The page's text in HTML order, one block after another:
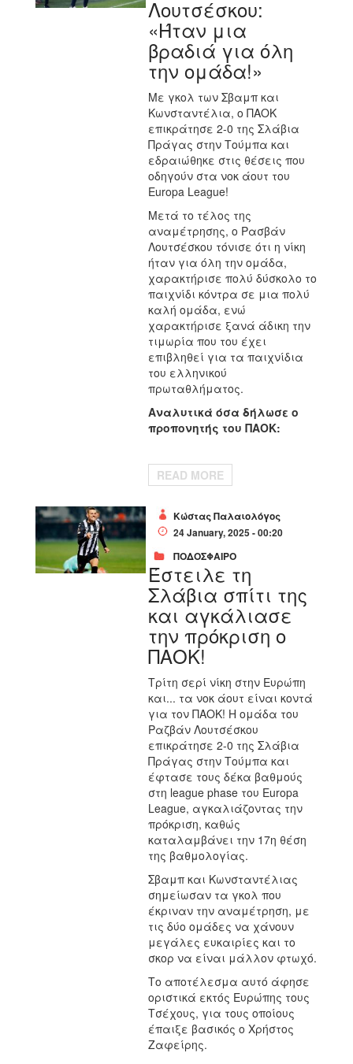
Λουτσέσκου:
«Ήταν μια
βραδιά για όλη
την ομάδα!»
Με γκολ των Σβαμπ και
Κωνσταντέλια, ο ΠΑΟΚ
επικράτησε 2-0 της Σλάβια
Πράγας στην Τούμπα και
εδραιώθηκε στις θέσεις που
οδηγούν στα νοκ άουτ του
Europa League!
Μετά το τέλος της
αναμέτρησης, ο Ρασβάν
Λουτσέσκου τόνισε ότι η νίκη
ήταν για όλη την ομάδα,
χαρακτήρισε πολύ δύσκολο το
παιχνίδι κόντρα σε μια πολύ
καλή ομάδα, ενώ
χαρακτήρισε ξανά άδικη την
τιμωρία που του έχει
επιβληθεί για τα παιχνίδια
του ελληνικού
πρωταθλήματος.
Αναλυτικά όσα δήλωσε ο
προπονητής του ΠΑΟΚ:
READ MORE
Κώστας Παλαιολόγος
24 January, 2025 - 00:20
ΠΟΔΟΣΦΑΙΡΟ
Έστειλε τη
Σλάβια σπίτι της
και αγκάλιασε
την πρόκριση ο
ΠΑΟΚ!
Τρίτη σερί νίκη στην Ευρώπη
και... τα νοκ άουτ είναι κοντά
για τον ΠΑΟΚ! Η ομάδα του
Ραζβάν Λουτσέσκου
επικράτησε 2-0 της Σλάβια
Πράγας στην Τούμπα και
έφτασε τους δέκα βαθμούς
στη league phase του Europa
League, αγκαλιάζοντας την
πρόκριση, καθώς
καταλαμβάνει την 17η θέση
της βαθμολογίας.
Σβαμπ και Κωνσταντέλιας
σημείωσαν τα γκολ που
έκριναν την αναμέτρηση, με
τις δύο ομάδες να χάνουν
μεγάλες ευκαιρίες και το
σκορ να είναι μάλλον φτωχό.
Το αποτέλεσμα αυτό άφησε
οριστικά εκτός Ευρώπης τους
Τσέχους, για τους οποίους
έπαιξε βασικός ο Χρήστος
Ζαφείρης.